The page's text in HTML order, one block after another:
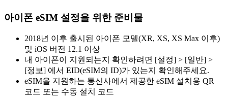
아이폰 eSIM 설정을 위한 준비물
2018년 이후 출시된 아이폰 모델(XR, XS, XS Max 이후)
및 iOS 버전 12.1 이상
내 아이폰이 지원되는지 확인하려면 [설정] > [일반] >
[정보] 에서 EID(eSIM의 ID)가 있는지 확인해주세요.
eSIM을 지원하는 통신사에서 제공한 eSIM 설치용 QR
코드 또는 수동 설치 코드